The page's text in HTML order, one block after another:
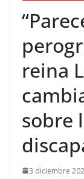
reina
sobre
3 diciembre